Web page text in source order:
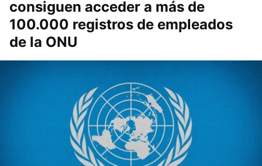
consiguen acceder a más de
100.000 registros de empleados
de la ONU